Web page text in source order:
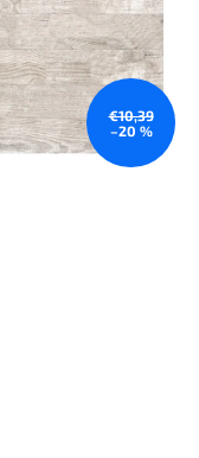
€10,39
–20 %